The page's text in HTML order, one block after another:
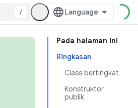
/
Pada halaman ini
Ringkasan
Class bertingkat
Konstruktor
publik